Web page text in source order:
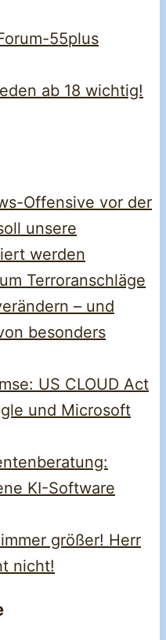
55plus
ab 18 wichtig!
Offensive vor der
unsere
werden
Terroranschläge
– und
besonders
US CLOUD Act
und Microsoft
KI-Software
größer! Herr
nicht!